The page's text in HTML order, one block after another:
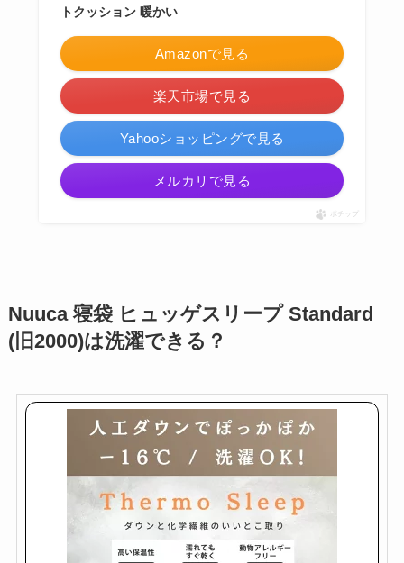
トクッション 暖かい
Amazonで見る
楽天市場で見る
Yahooショッピングで見る
メルカリで見る
ポチップ
Nuuca 寝袋 ヒュッゲスリープ Standard
(旧2000)は洗濯できる？